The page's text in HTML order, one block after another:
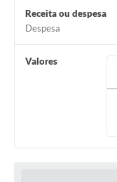
Receita ou despesa
Despesa
Valores